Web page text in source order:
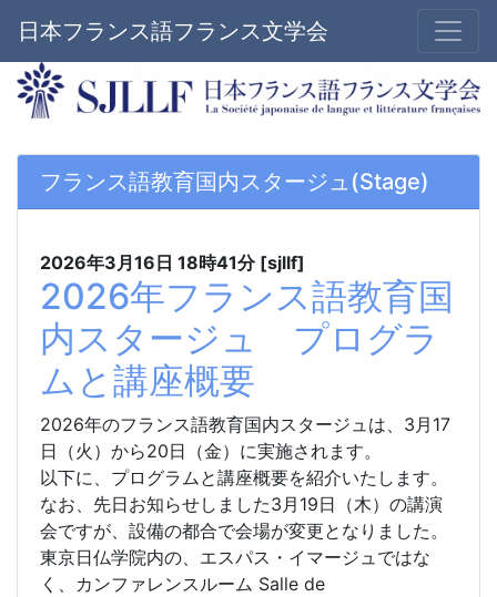
日本フランス語フランス文学会
フランス語教育国内スタージュ(Stage)
2026年3月16日 18時41分 [sjllf]
2026年フランス語教育国
内スタージュ プログラ
ムと講座概要
2026年のフランス語教育国内スタージュは、3月17
日（火）から20日（金）に実施されます。
以下に、プログラムと講座概要を紹介いたします。
なお、先日お知らせしました3月19日（木）の講演
会ですが、設備の都合で会場が変更となりました。
東京日仏学院内の、エスパス・イマージュではな
く、カンファレンスルーム Salle de